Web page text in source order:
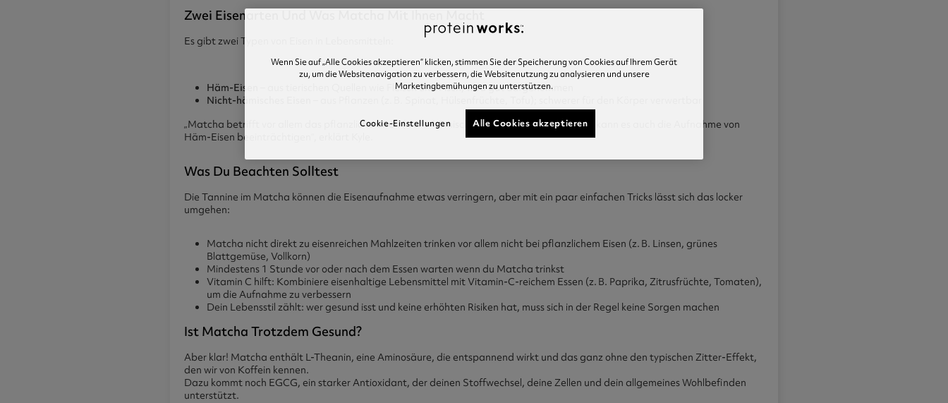
Zwei Eisenarten Und Was Matcha Mit Ihnen Macht
Es gibt zwei Typen von Eisen in Lebensmitteln:
Häm-Eisen
– aus tierischen Quellen wie Fleisch und Fisch; wird gut aufgenommen
Nicht-hämisches Eisen
„Matcha betrifft vor allem das pflanzliche Eisen (nicht-hämisch), aber in geringerem Maße kann es auch die Aufnahme von
Häm-Eisen beeinträchtigen“, erklärt Kyle.
Was Du Beachten Solltest
Die Tannine im Matcha können die Eisenaufnahme etwas verringern, aber mit ein paar einfachen Tricks lässt sich das locker
umgehen:
Matcha nicht direkt zu eisenreichen Mahlzeiten trinken vor allem nicht bei pflanzlichem Eisen (z. B. Linsen, grünes
Blattgemüse, Vollkorn)
Mindestens 1 Stunde vor oder nach dem Essen warten wenn du Matcha trinkst
Vitamin C hilft: Kombiniere eisenhaltige Lebensmittel mit Vitamin-C-reichem Essen (z. B. Paprika, Zitrusfrüchte, Tomaten),
um die Aufnahme zu verbessern
Dein Lebensstil zählt:wer gesund isst und keine erhöhten Risiken hat, muss sich in der Regel keine Sorgen machen
Ist Matcha Trotzdem Gesund?
Aber klar! Matcha enthält L-Theanin, eine Aminosäure, die entspannend wirkt und das ganz ohne den typischen Zitter-Effekt,
den wir von Koffein kennen.
Dazu kommt noch EGCG, ein starker Antioxidant, der deinen Stoffwechsel, deine Zellen und dein allgemeines Wohlbefinden
unterstützt.
Wenn Sie auf „Alle Cookies akzeptieren“ klicken, stimmen Sie der Speicherung von Cookies auf Ihrem Gerät
zu, um die Websitenavigation zu verbessern, die Websitenutzung zu analysieren und unsere
Marketingbemühungen zu unterstützen.
Alle Cookies akzeptieren
Cookie-Einstellungen